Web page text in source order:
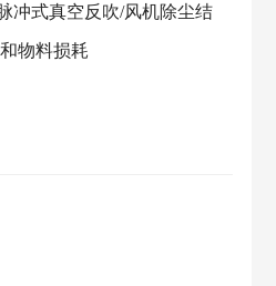
冲式真空反吹/风机除尘结
物料损耗